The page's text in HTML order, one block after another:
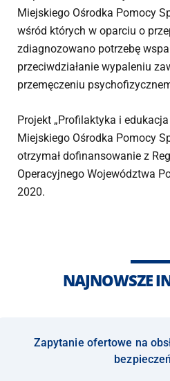
Miejskiego Ośrodka Pomocy
wśród których w oparciu o
zdiagnozowano potrzebę
przeciwdziałanie wypaleniu
przemęczeniu
Projekt „Profilaktyka i
Miejskiego Ośrodka Pomocy
otrzymał dofinansowanie z
Operacyjnego Województwa
2020.
NAJNOWSZE
Zapytanie ofertowe na